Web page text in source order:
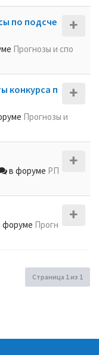
по подсче
Прогнозы и спо
конкурса п
Прогнозы и
в форуме РП
форуме Прогн
Страница 1из 1